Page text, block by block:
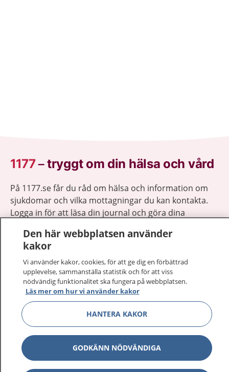
1177–tryggt om din hälsa och vård
På 1177.se får du råd om hälsa och information om
sjukdomar och vilka mottagningar du kan kontakta.
Logga in för att läsa din journal och göra dina
sjukvårdsrådgivning dygnet runt.
1177 ger dig råd när du vill må bättre.
1177 på flera språk Visa
Om 1177 Visa
Visa
Den här webbplatsen använder
kakor
Vi använder kakor, cookies, för att ge dig en förbättrad
upplevelse, sammanställa statistik och för att viss
nödvändig funktionalitet ska fungera på webbplatsen.
Läs mer om hur vi använder kakor
HANTERA KAKOR
GODKÄNN NÖDVÄNDIGA